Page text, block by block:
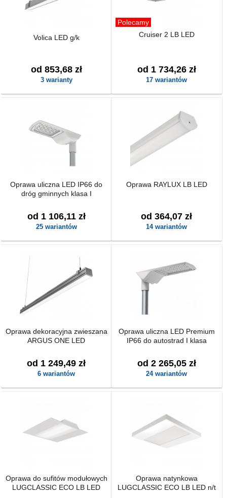
Volica LED g/k
od 853,68 zł
3 warianty
Polecamy
Cruiser 2 LB LED
od 1 734,26 zł
17 wariantów
Oprawa uliczna LED IP66 do
dróg gminnych klasa I
od 1 106,11 zł
25 wariantów
Oprawa RAYLUX LB LED
od 364,07 zł
14 wariantów
Oprawa dekoracyjna zwieszana
ARGUS ONE LED
od 1 249,49 zł
6 wariantów
Oprawa uliczna LED Premium
IP66 do autostrad I klasa
od 2 265,05 zł
24 wariantów
Oprawa do sufitów modułowych
LUGCLASSIC ECO LB LED
Oprawa natynkowa
LUGCLASSIC ECO LB LED n/t